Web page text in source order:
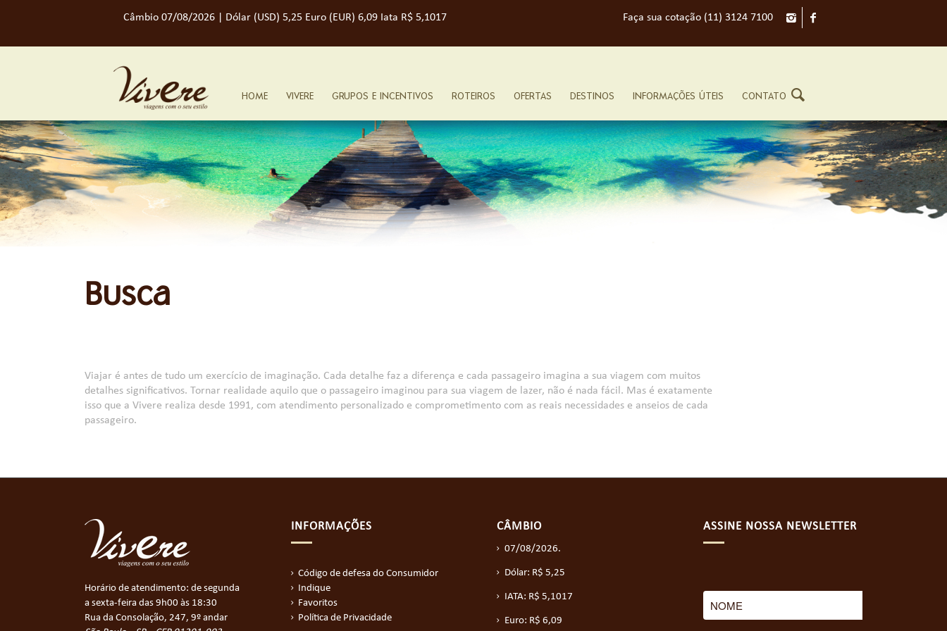
Faça sua cotação (11) 3124 7100
Câmbio 07/08/2026 | Dólar (USD) 5,25 Euro (EUR) 6,09 Iata R$ 5,1017
HOME VIVERE GRUPOS E INCENTIVOS ROTEIROS OFERTAS DESTINOS INFORMAÇÕES ÚTEIS CONTATO
Busca
Viajar é antes de tudo um exercício de imaginação. Cada detalhe faz a diferença e cada passageiro imagina a sua viagem com muitos
detalhes significativos. Tornar realidade aquilo que o passageiro imaginou para sua viagem de lazer, não é nada fácil. Mas é exatamente
isso que a Vivere realiza desde 1991, com atendimento personalizado e comprometimento com as reais necessidades e anseios de cada
passageiro.
Horário de atendimento: de segunda
a sexta-feira das 9h00 às 18:30
Rua da Consolação, 247, 9º andar
INFORMAÇÕES
Código de defesa do Consumidor
Indique
Favoritos
Política de Privacidade
CÂMBIO
07/08/2026.
Dólar: R$ 5,25
IATA: R$ 5,1017
Euro: R$ 6,09
ASSINE NOSSA NEWSLETTER